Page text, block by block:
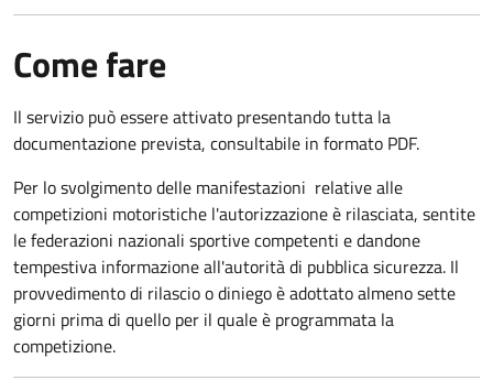
Come fare
Il servizio può essere attivato presentando tutta la
documentazione prevista, consultabile in formato PDF.
Per lo svolgimento delle manifestazioni relative alle
competizioni motoristiche l'autorizzazione è rilasciata, sentite
le federazioni nazionali sportive competenti e dandone
tempestiva informazione all'autorità di pubblica sicurezza. Il
provvedimento di rilascio o diniego è adottato almeno sette
giorni prima di quello per il quale è programmata la
competizione.